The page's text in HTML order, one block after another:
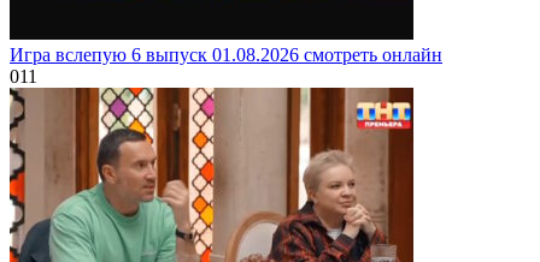
Игра вслепую 6 выпуск 01.08.2026 смотреть онлайн
011